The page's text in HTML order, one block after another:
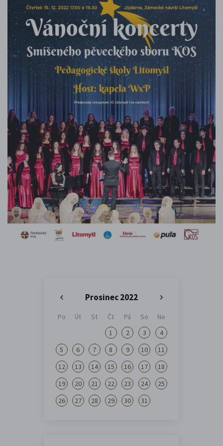
Prosinec 2022
»
Po Út St Čt Pá So
Ne
1
2 3
4
5
6 7 8 9 10
11
12
13 14 15 16 17
18
19
20 21 22 23 24
25
26
27 28 29 30 31